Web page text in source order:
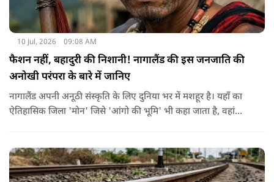
10 Jul, 2026 09:08 AM
फैशन नहीं, बहादुरी की निशानी! नागालैंड की इस जनजाति की
अनोखी परंपरा के बारे में जानिए
नागालैंड अपनी अनूठी संस्कृति के लिए दुनिया भर में मशहूर है। यहाँ का
ऐतिहासिक जिला 'मोन' जिसे 'आंगो की भूमि' भी कहा जाता है, वहां